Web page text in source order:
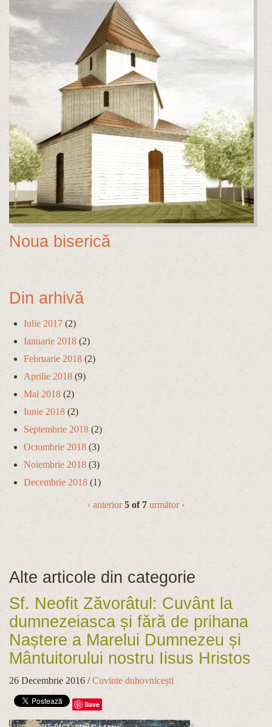
Noua biserică
Din arhivă
Iulie 2017 (2)
Ianuarie 2018 (2)
Februarie 2018 (2)
Aprilie 2018 (9)
Mai 2018 (2)
Iunie 2018 (2)
Septembrie 2018 (2)
Octombrie 2018 (3)
Noiembrie 2018 (3)
Decembrie 2018 (1)
‹ anterior 5 of 7 următor ›
Alte articole din categorie
Sf. Neofit Zăvorâtul: Cuvânt la
dumnezeiasca și fără de prihana
Naștere a Marelui Dumnezeu și
Mântuitorului nostru Iisus Hristos
26 Decembrie 2016 /Cuvinte duhovnicești
Save